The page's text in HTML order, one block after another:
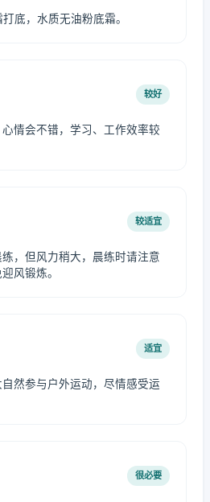
底，水质无油粉底霜。
较好
情会不错，学习、工作效率较
较适宜
，但风力稍大，晨练时请注意
风锻炼。
适宜
然参与户外运动，尽情感受运
很必要